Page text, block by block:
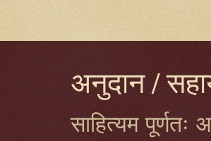
अनुदान /
साहित्यम पूर्णतः